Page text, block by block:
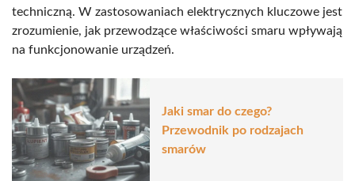
techniczną. W zastosowaniach elektrycznych kluczowe jest
zrozumienie, jak przewodzące właściwości smaru wpływają
na funkcjonowanie urządzeń.
Jaki smar do czego?
Przewodnik po rodzajach
smarów